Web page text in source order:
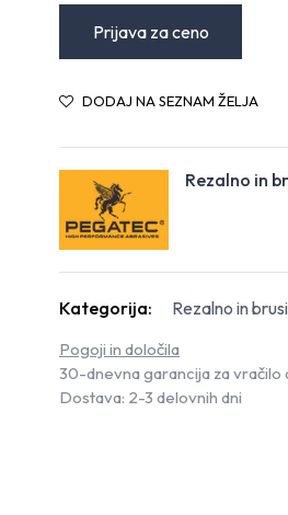
Prijava za ceno
DODAJ NA SEZNAM ŽELJA
Rezalno in
Kategorija: Rezalno in
Pogoji in določila
30-dnevna garancija za vračilo
Dostava: 2-3 delovnih dni